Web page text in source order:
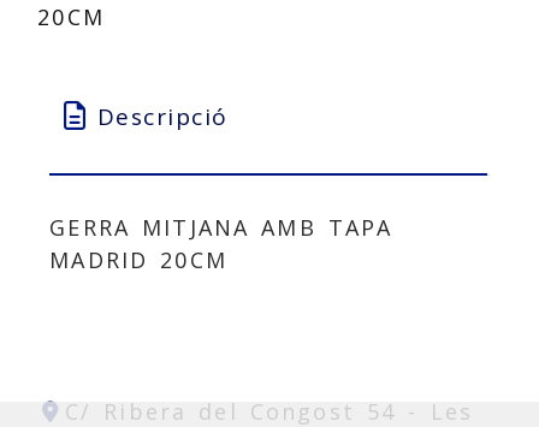
20CM
Descripció
GERRA MITJANA AMB TAPA
MADRID 20CM
C/ Ribera del Congost 54 -
Les